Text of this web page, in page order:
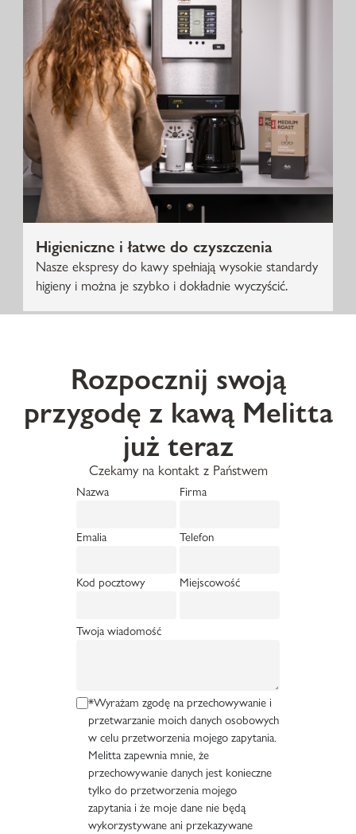
Higieniczne i łatwe do czyszczenia
Nasze ekspresy do kawy spełniają wysokie standardy
higieny i można je szybko i dokładnie wyczyścić.
Rozpocznij swoją
przygodę z kawą Melitta
już teraz
Czekamy na kontakt z Państwem
Nazwa Firma
Emalia Telefon
Kod pocztowy Miejscowość
Twoja wiadomość
*Wyrażam zgodę na przechowywanie i
przetwarzanie moich danych osobowych
w celu przetworzenia mojego zapytania.
Melitta zapewnia mnie, że
przechowywanie danych jest konieczne
tylko do przetworzenia mojego
zapytania i że moje dane nie będą
wykorzystywane ani przekazywane